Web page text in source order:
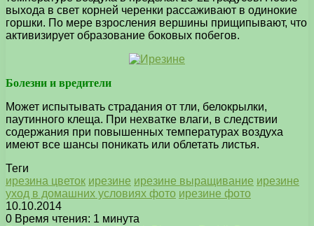
выхода в свет корней черенки рассаживают в одинокие
горшки. По мере взросления вершины прищипывают, что
активизирует образование боковых побегов.
Болезни и вредители
Может испытывать страдания от тли, белокрылки,
паутинного клеща. При нехватке влаги, в следствии
содержания при повышенных температурах воздуха
имеют все шансы поникать или облетать листья.
Теги
ирезина цветок ирезине ирезине выращивание ирезине
уход в домашних условиях фото ирезине фото
10.10.2014
0 Время чтения: 1 минута